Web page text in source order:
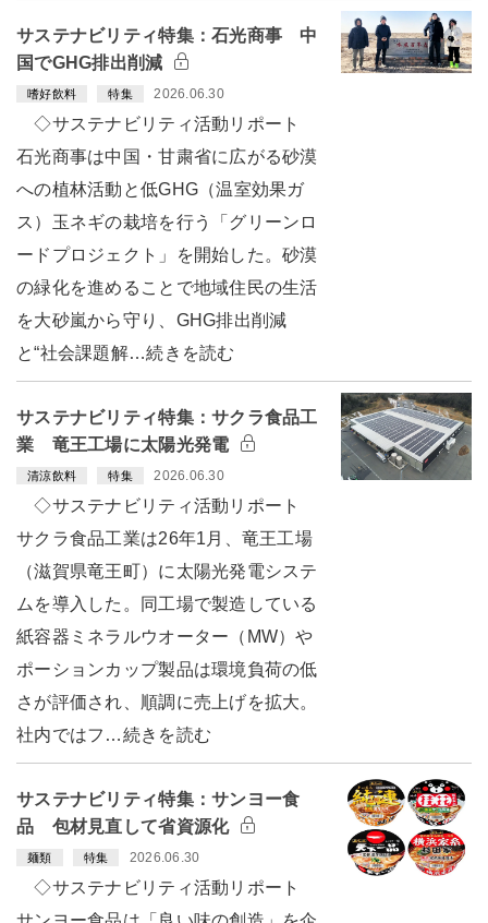
サステナビリティ特集：石光商事 中
国でGHG排出削減
嗜好飲料 特集 2026.06.30
◇サステナビリティ活動リポート
石光商事は中国・甘粛省に広がる砂漠
への植林活動と低GHG（温室効果ガ
ス）玉ネギの栽培を行う「グリーンロ
ードプロジェクト」を開始した。砂漠
の緑化を進めることで地域住民の生活
を大砂嵐から守り、GHG排出削減
と“社会課題解…続きを読む
サステナビリティ特集：サクラ食品工
業 竜王工場に太陽光発電
清涼飲料 特集 2026.06.30
◇サステナビリティ活動リポート
サクラ食品工業は26年1月、竜王工場
（滋賀県竜王町）に太陽光発電システ
ムを導入した。同工場で製造している
紙容器ミネラルウオーター（MW）や
ポーションカップ製品は環境負荷の低
さが評価され、順調に売上げを拡大。
社内ではフ…続きを読む
サステナビリティ特集：サンヨー食
品 包材見直して省資源化
麺類 特集 2026.06.30
◇サステナビリティ活動リポート